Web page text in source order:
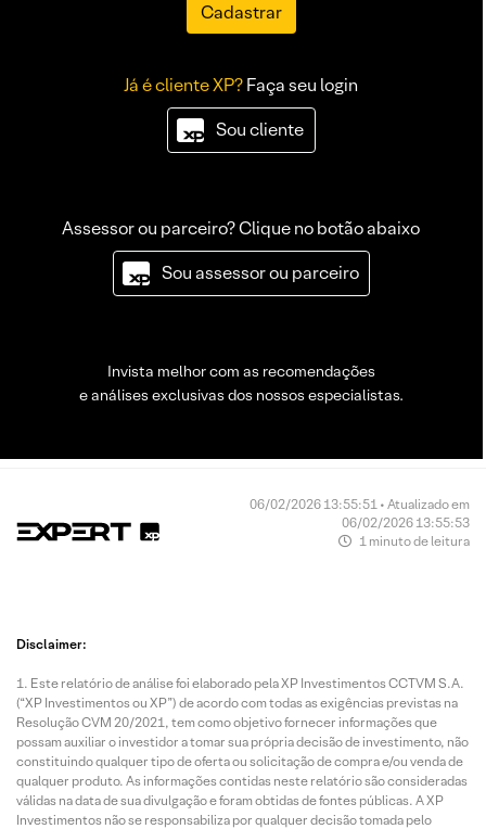
Cadastrar
Já é cliente XP?Faça seu login
Sou cliente
Assessor ou parceiro? Clique no botão abaixo
Sou assessor ou parceiro
Invista melhor com as recomendações
e análises exclusivas dos nossos especialistas.
06/02/2026 13:55:51 • Atualizado em
06/02/2026 13:55:53
1 minuto de leitura
Disclaimer:
Este relatório de análise foi elaborado pela XP Investimentos CCTVM S.A.
(“XP Investimentos ou XP”) de acordo com todas as exigências previstas na
Resolução CVM 20/2021, tem como objetivo fornecer informações que
possam auxiliar o investidor a tomar sua própria decisão de investimento, não
constituindo qualquer tipo de oferta ou solicitação de compra e/ou venda de
qualquer produto. As informações contidas neste relatório são consideradas
válidas na data de sua divulgação e foram obtidas de fontes públicas. A XP
Investimentos não se responsabiliza por qualquer decisão tomada pelo